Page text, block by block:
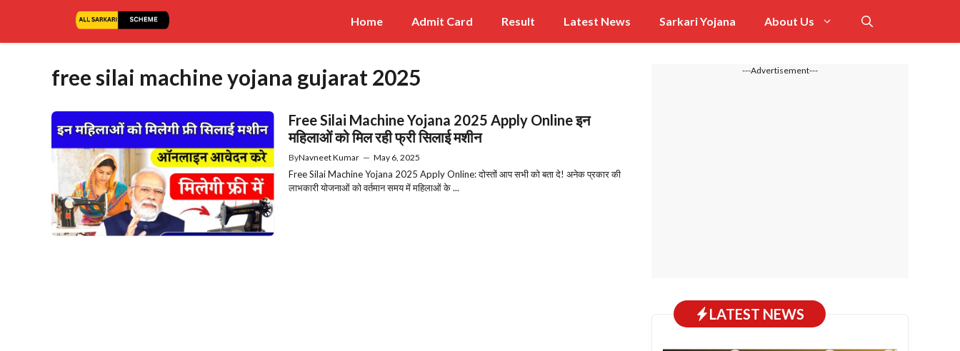
content
Home Admit Card Result Latest News Sarkari Yojana About Us
free silai machine yojana gujarat 2025
Free Silai Machine Yojana 2025 Apply Online इन
महिलाओं को मिल रही फ्री सिलाई मशीन
ByNavneet Kumar — May 6, 2025
Free Silai Machine Yojana 2025 Apply Online: दोस्तों आप सभी को बता दे! अनेक प्रकार की
लाभकारी योजनाओं को वर्तमान समय में महिलाओं के ...
---Advertisement---
LATEST NEWS